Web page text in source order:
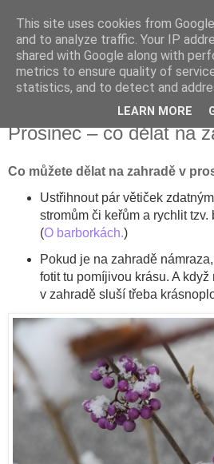
Vysněná
Blog o plánování a realizování
neděle 1. prosince 2019
Prosinec – co dělat na
Co můžete dělat na zahradě v
Ustřihnout pár větiček
stromům či keřům a rychlit tzv.
(O barborkách.)
Pokud je na zahradě
fotit tu pomíjivou krásu. A
v zahradě sluší třeba
This site uses cookies from
and to analyze traffic. Your IP
shared with Google along with
metrics to ensure quality of
statistics, and to detect and
LEARN MORE